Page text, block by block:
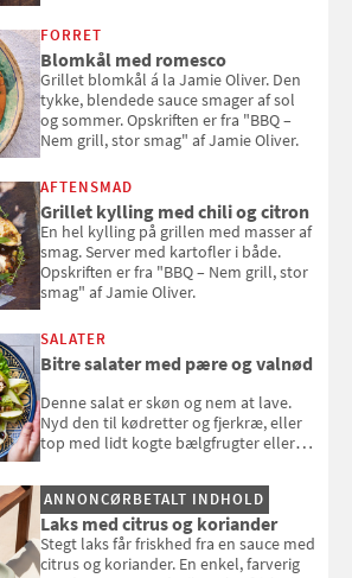
smag" af Jamie Oliver.
FORRET
Blomkål med romesco
Grillet blomkål á la Jamie Oliver. Den
tykke, blendede sauce smager af sol
og sommer. Opskriften er fra "BBQ –
Nem grill, stor smag" af Jamie Oliver.
AFTENSMAD
Grillet kylling med chili og citron
En hel kylling på grillen med masser af
smag. Server med kartofler i både.
Opskriften er fra "BBQ – Nem grill, stor
smag" af Jamie Oliver.
SALATER
Bitre salater med pære og valnød
Denne salat er skøn og nem at lave.
Nyd den til kødretter og fjerkræ, eller
top med lidt kogte bælgfrugter eller
selvstændigt måltid. Opskriften er fra
Louisa Lorangs kogebog "Salat".
ANNONCØRBETALT INDHOLD
Laks med citrus og koriander
Stegt laks får friskhed fra en sauce med
citrus og koriander. En enkel, farverig